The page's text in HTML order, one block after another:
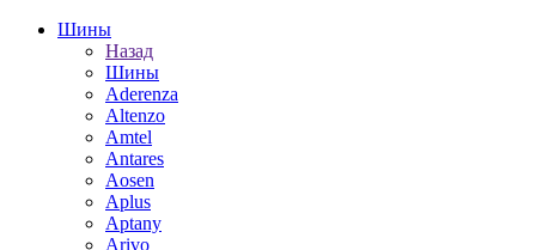
Шины
Назад
Шины
Aderenza
Altenzo
Amtel
Antares
Aosen
Aplus
Aptany
Arivo